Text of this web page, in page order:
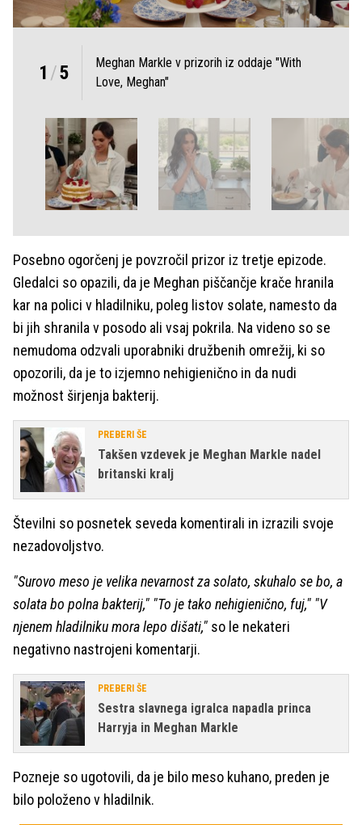
1 /5
Meghan Markle v prizorih iz oddaje "With
Love, Meghan"
Posebno ogorčenj je povzročil prizor iz tretje epizode.
Gledalci so opazili, da je Meghan piščančje krače hranila
kar na polici v hladilniku, poleg listov solate, namesto da
bi jih shranila v posodo ali vsaj pokrila. Na videno so se
nemudoma odzvali uporabniki družbenih omrežij, ki so
opozorili, da je to izjemno nehigienično in da nudi
možnost širjenja bakterij.
PREBERI ŠE
Takšen vzdevek je Meghan Markle nadel
britanski kralj
Številni so posnetek seveda komentirali in izrazili svoje
nezadovoljstvo.
"Surovo meso je velika nevarnost za solato, skuhalo se bo, a
solata bo polna bakterij," "To je tako nehigienično, fuj," "V
njenem hladilniku mora lepo dišati," so le nekateri
negativno nastrojeni komentarji.
PREBERI ŠE
Sestra slavnega igralca napadla princa
Harryja in Meghan Markle
Pozneje so ugotovili, da je bilo meso kuhano, preden je
bilo položeno v hladilnik.